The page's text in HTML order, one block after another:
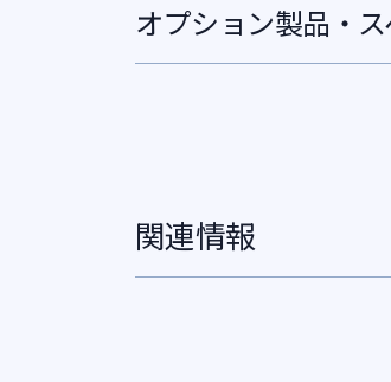
オプション製品・
関連情報